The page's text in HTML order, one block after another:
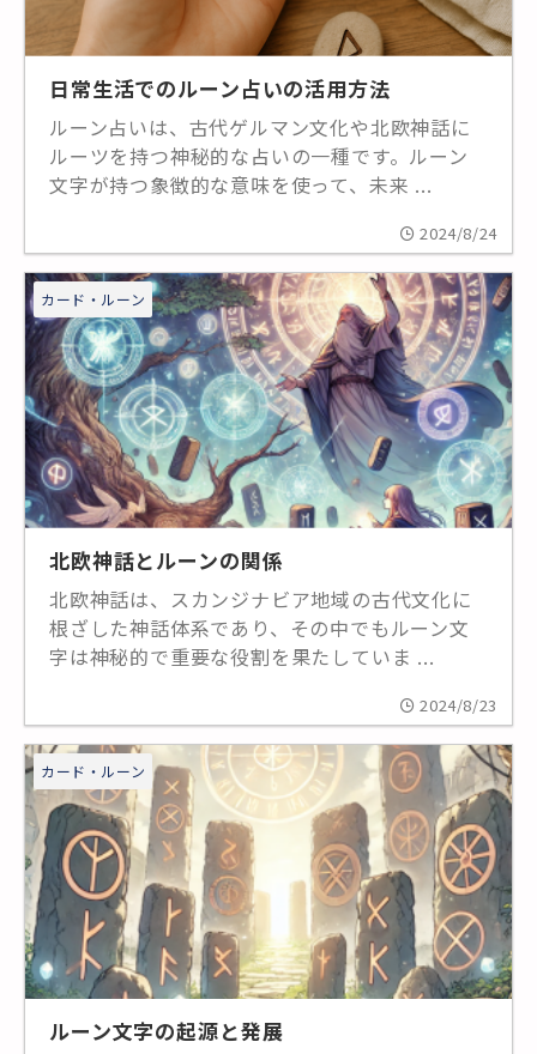
日常生活でのルーン占いの活用方法
ルーン占いは、古代ゲルマン文化や北欧神話に
ルーツを持つ神秘的な占いの一種です。ルーン
文字が持つ象徴的な意味を使って、未来 ...
2024/8/24
カード・ルーン
北欧神話とルーンの関係
北欧神話は、スカンジナビア地域の古代文化に
根ざした神話体系であり、その中でもルーン文
字は神秘的で重要な役割を果たしていま ...
2024/8/23
カード・ルーン
ルーン文字の起源と発展